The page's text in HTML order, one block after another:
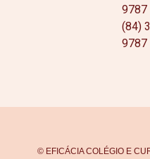
9787
(84)
9787
© EFICÁCIA COLÉGIO E